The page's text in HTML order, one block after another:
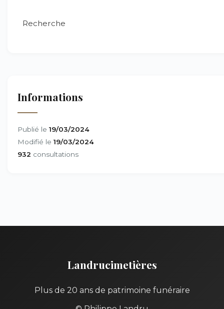
Recherche
Informations
Publié le 19/03/2024
Modifié le 19/03/2024
932 consultations
Landrucimetières
Plus de 20 ans de patrimoine funéraire